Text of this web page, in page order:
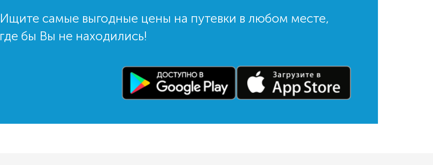
Ищите самые выгодные цены на путевки в любом месте,
где бы Вы не находились!